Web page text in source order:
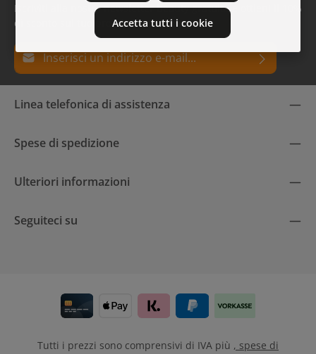
Iscriviti alla nostra newsletter beauty gratuita e ottieni il 10%
di sconto sul tuo prossimo ordine!
Indirizzo e-mail*
Protez. dati
Selezionando continua confermi di aver letto la nostra
nostri
termini e condizioni generali
I campi contrassegnati con un asterisco (*) sono campi
obbligatori.
Linea telefonica di assistenza
Spese di spedizione
Ulteriori informazioni
Seguiteci su
Tutti i prezzi sono comprensivi di IVA più , spese di
Accetta tutti i cookie